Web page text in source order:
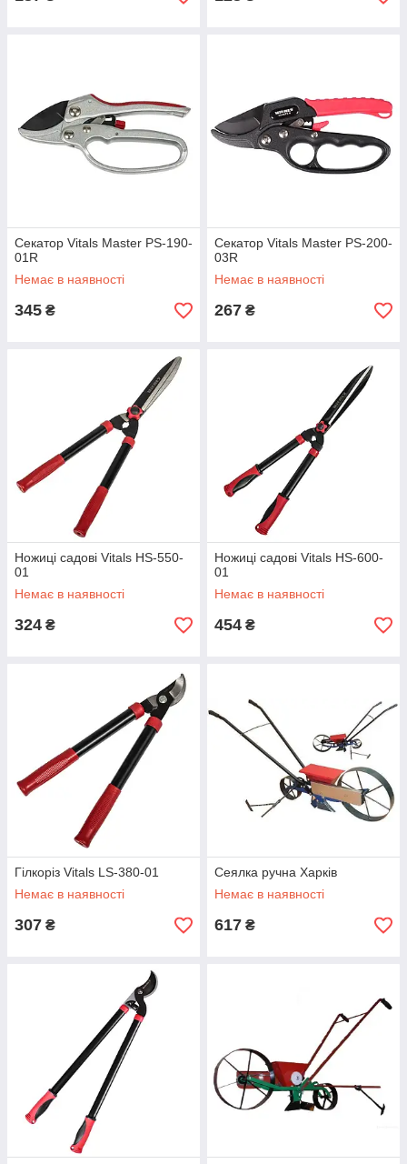
Секатор Vitals Master PS-190-
01R
Немає в наявності
345 ₴
Секатор Vitals Master PS-200-
03R
Немає в наявності
267 ₴
Ножиці садові Vitals HS-550-
01
Немає в наявності
324 ₴
Ножиці садові Vitals HS-600-
01
Немає в наявності
454 ₴
Гілкоріз Vitals LS-380-01
Немає в наявності
307 ₴
Сеялка ручна Харків
Немає в наявності
617 ₴